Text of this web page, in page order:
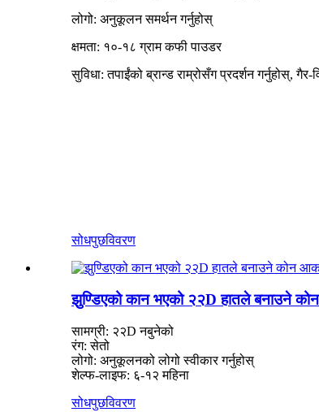
लोगो: अनुकूलन समर्थन गर्नुहोस्
क्षमता: १०-१८ ग्राम कफी पाउडर
सुविधा: तपाईंको ब्रान्ड राम्रोसँग प्रदर्शन गर्नुहोस्, गैर-
सोधपुछविवरण
झुण्डिएको कान भएको २२D हातले बनाउने
सामग्री: २२D नबुनेको
रंग: सेतो
लोगो: अनुकूलनको लोगो स्वीकार गर्नुहोस्
शेल्फ-लाइफ: ६-१२ महिना
सोधपुछविवरण